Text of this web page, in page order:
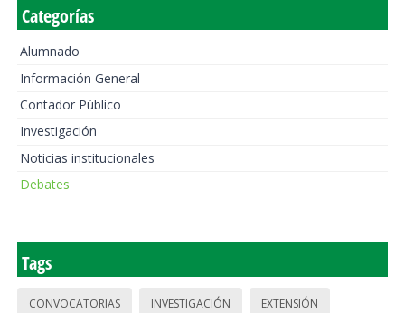
Categorías
Alumnado
Información General
Contador Público
Investigación
Noticias institucionales
Debates
Tags
CONVOCATORIAS INVESTIGACIÓN EXTENSIÓN